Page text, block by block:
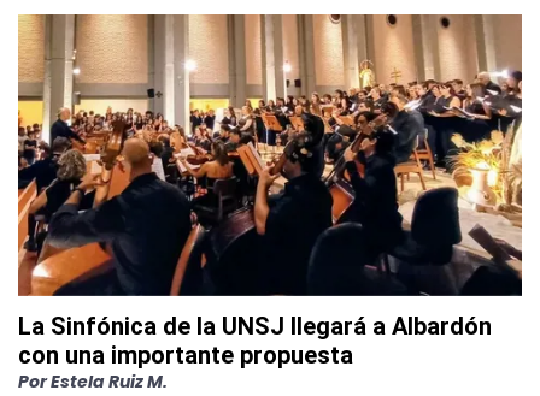
La Sinfónica de la UNSJ llegará a Albardón
con una importante propuesta
PorEstela Ruiz M.